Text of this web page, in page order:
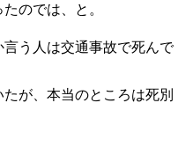
のでは、と。
う人は交通事故で死んで
が、本当のところは死別